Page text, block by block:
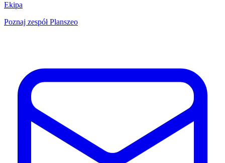
Ekipa
Poznaj zespół Planszeo